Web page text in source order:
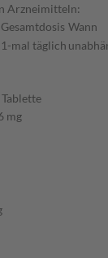
Arzneimitteln:
Gesamtdosis Wann
1-mal täglich
mg